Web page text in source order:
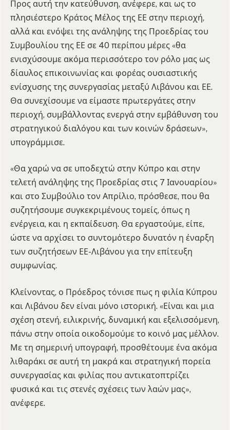
Προς αυτή την κατεύθυνση, ανέφερε, και ως το
πλησιέστερο Κράτος Μέλος της ΕΕ στην περιοχή,
αλλά και ενόψει της ανάληψης της Προεδρίας του
Συμβουλίου της ΕΕ σε 40 περίπου μέρες «θα
ενισχύσουμε ακόμα περισσότερο τον ρόλο μας ως
δίαυλος επικοινωνίας και φορέας ουσιαστικής
ενίσχυσης της συνεργασίας μεταξύ Λιβάνου και ΕΕ.
Θα συνεχίσουμε να είμαστε πρωτεργάτες στην
περιοχή, συμβάλλοντας ενεργά στην εμβάθυνση του
στρατηγικού διαλόγου και των κοινών δράσεων»,
υπογράμμισε.
«Θα χαρώ να σε υποδεχτώ στην Κύπρο και στην
τελετή ανάληψης της Προεδρίας στις 7 Ιανουαρίου»
και στο Συμβούλιο τον Απρίλιο, πρόσθεσε, που θα
συζητήσουμε συγκεκριμένους τομείς, όπως η
ενέργεια, και η εκπαίδευση. Θα εργαστούμε, είπε,
ώστε να αρχίσει το συντομότερο δυνατόν η έναρξη
των συζητήσεων ΕΕ-Λιβάνου για την επίτευξη
συμφωνίας.
Κλείνοντας, ο Πρόεδρος τόνισε πως η φιλία Κύπρου
και Λιβάνου δεν είναι μόνο ιστορική. «Είναι και μια
σχέση στενή, ειλικρινής, δυναμική και εξελισσόμενη,
πάνω στην οποία οικοδομούμε το κοινό μας μέλλον.
Με τη σημερινή υπογραφή, προσθέτουμε ένα ακόμα
λιθαράκι σε αυτή τη μακρά και στρατηγική πορεία
συνεργασίας και φιλίας που αντικατοπτρίζει
φυσικά και τις στενές σχέσεις των λαών μας»,
ανέφερε.